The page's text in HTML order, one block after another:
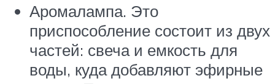
Аромалампа. Это
приспособление состоит из двух
частей: свеча и емкость для
воды, куда добавляют эфирные